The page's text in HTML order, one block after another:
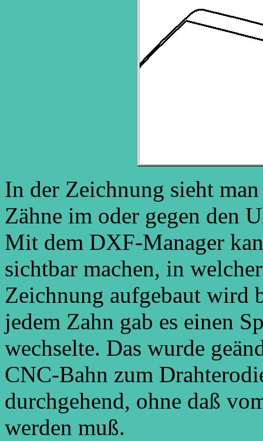
In der Zeichnung sieht
Zähne im oder gegen den
Mit dem DXF-Manager
sichtbar machen, in
Zeichnung aufgebaut wird
jedem Zahn gab es einen
wechselte. Das wurde
CNC-Bahn zum
durchgehend, ohne daß
werden muß.